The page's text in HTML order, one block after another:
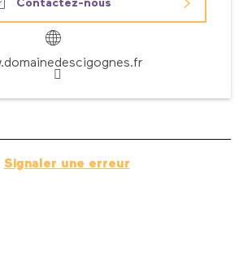
Contactez-nous
Signaler une erreur